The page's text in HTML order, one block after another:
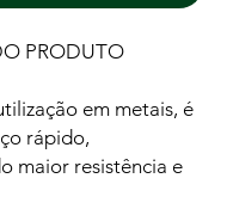
PRODUTO
em metais, é
rápido,
maior resistência e